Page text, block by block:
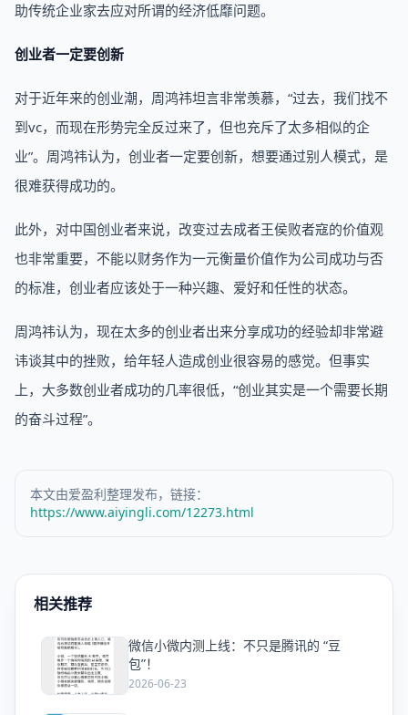
助传统企业家去应对所谓的经济低靡问题。
创业者一定要创新
对于近年来的创业潮，周鸿祎坦言非常羡慕，“过去，我们找不
到vc，而现在形势完全反过来了，但也充斥了太多相似的企
业”。周鸿祎认为，创业者一定要创新，想要通过别人模式，是
很难获得成功的。
此外，对中国创业者来说，改变过去成者王侯败者寇的价值观
也非常重要，不能以财务作为一元衡量价值作为公司成功与否
的标准，创业者应该处于一种兴趣、爱好和任性的状态。
周鸿祎认为，现在太多的创业者出来分享成功的经验却非常避
讳谈其中的挫败，给年轻人造成创业很容易的感觉。但事实
上，大多数创业者成功的几率很低，“创业其实是一个需要长期
的奋斗过程”。
本文由爱盈利整理发布，链接：
https://www.aiyingli.com/12273.html
相关推荐
爱
微信小微内测上线：不只是腾讯的 “豆
包”！
2026-06-23